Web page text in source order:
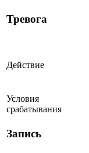
Тревога
Действие
Условия
срабатывания
Запись